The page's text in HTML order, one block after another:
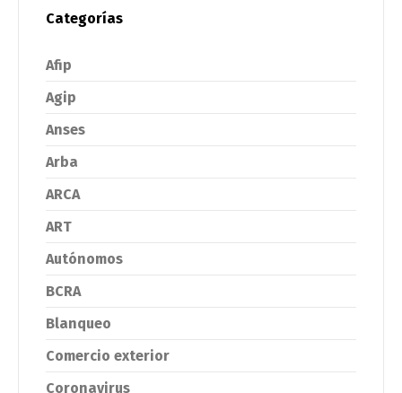
Categorías
Afip
Agip
Anses
Arba
ARCA
ART
Autónomos
BCRA
Blanqueo
Comercio exterior
Coronavirus